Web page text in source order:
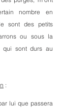
nombre en
sont des petits
ou sous la
qui sont durs au
:
lui que passera